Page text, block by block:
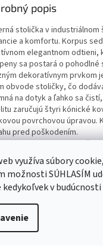
využíva súbory
možnosti SÚHLASÍM
v
popis
stolička v
a komfortu. Korpus
elegantnom odtieni,
sa postará o
dekoratívnym prvkom
obvode stoličky, čo
na dotyk a ľahko sa
zaručujú štyri kónické
povrchovou úpravou.
pred poškodením.
svojmu dizajnu sa
zasadacích
výhody:
luxusný zamatový poťah
dekoratívne štvorcové
stabilná konštrukcia s
plastové klzáky proti